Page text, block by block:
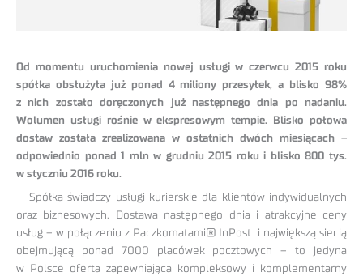
Od momentu uruchomienia nowej usługi w czerwcu 2015 roku
spółka obsłużyła już ponad 4 miliony przesyłek, a blisko 98%
z nich zostało doręczonych już następnego dnia po nadaniu.
Wolumen usługi rośnie w ekspresowym tempie. Blisko połowa
dostaw została zrealizowana w ostatnich dwóch miesiącach –
odpowiednio ponad 1 mln w grudniu 2015 roku i blisko 800 tys.
w styczniu 2016 roku.
Spółka świadczy usługi kurierskie dla klientów indywidualnych
oraz biznesowych. Dostawa następnego dnia i atrakcyjne ceny
usług – w połączeniu z Paczkomatami® InPost i największą siecią
obejmującą ponad 7000 placówek pocztowych – to jedyna
w Polsce oferta zapewniająca kompleksowy i komplementarny